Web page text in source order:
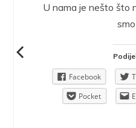
U nama je nešto što
smo
Facebook
Pocket